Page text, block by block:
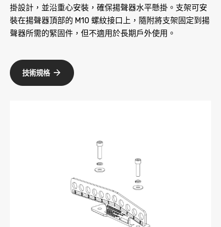
掛設計，並沿重心安裝，確保揚聲器水平懸掛。支架可安
裝在揚聲器頂部的 M10 螺紋接口上，隨附將支架固定到揚
聲器所需的緊固件，但不適用於長期戶外使用。
技術規格